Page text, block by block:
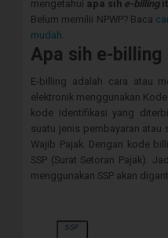
mengetahui apa sih e-billing
Belum memilii NPWP? Baca
mudah
Apa sih e-billing
E-billing adalah cara atau
elektronik menggunakan Kode
kode identifikasi yang
suatu jenis pembayaran atau
Wajib Pajak. Dengan kode
SSP (Surat Setoran Pajak).
menggunakan SSP akan